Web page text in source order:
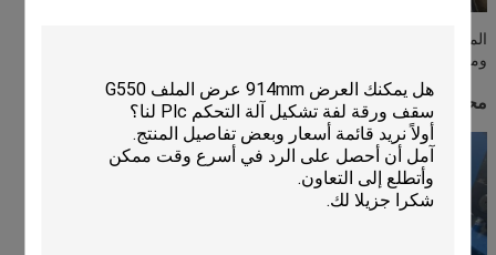
ومقاومة للصدأ ، ولن تمزق الورقة أثناء التشغيل.
محطة مضخة هيدروليكية